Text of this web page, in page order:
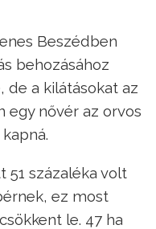
Beszédben
behozásához
a kilátásokat az
egy nővér az orvos
51 százaléka volt
ez most
le. 47 ha